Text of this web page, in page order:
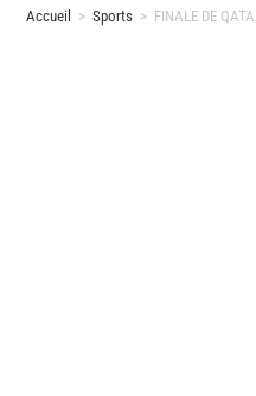
Accueil > Sports > FINALE DE